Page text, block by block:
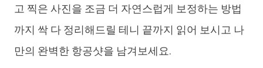
고 찍은 사진을 조금 더 자연스럽게 보정하는 방법
까지 싹 다 정리해드릴 테니 끝까지 읽어 보시고 나
만의 완벽한 항공샷을 남겨보세요.